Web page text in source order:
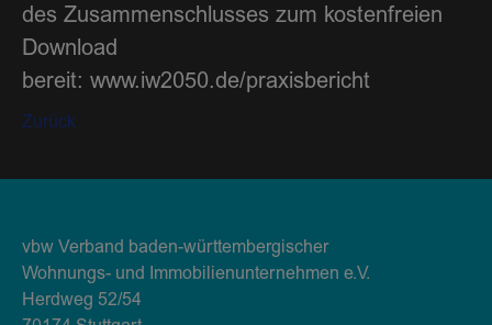
des Zusammenschlusses zum kostenfreien
Download
bereit: www.iw2050.de/praxisbericht
Zurück
vbw Verband baden-württembergischer
Wohnungs- und Immobilienunternehmen e.V.
Herdweg 52/54